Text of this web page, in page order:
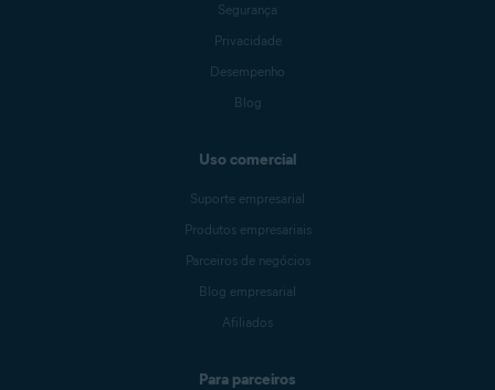
Segurança
Privacidade
Desempenho
Blog
Uso comercial
Suporte empresarial
Produtos empresariais
Parceiros de negócios
Blog empresarial
Afiliados
Para parceiros